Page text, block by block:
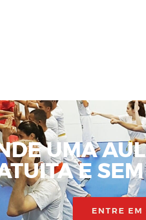
UMA
E
ENTRE EM